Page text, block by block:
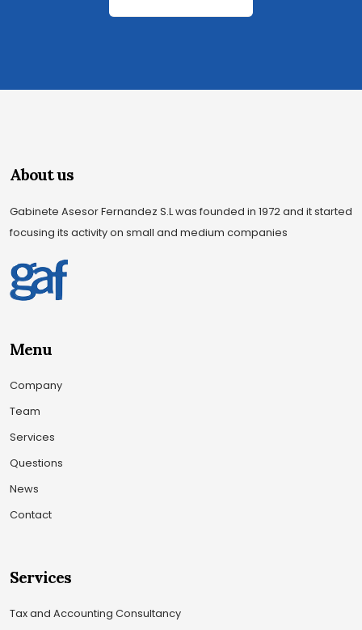
About us
Gabinete Asesor Fernandez S.L was founded in 1972 and it started
focusing its activity on small and medium companies
Menu
Company
Team
Services
Questions
News
Contact
Services
Tax and Accounting Consultancy